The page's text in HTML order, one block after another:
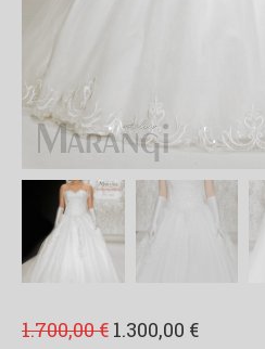
1.700,00€ Original
1.300,00 €Η